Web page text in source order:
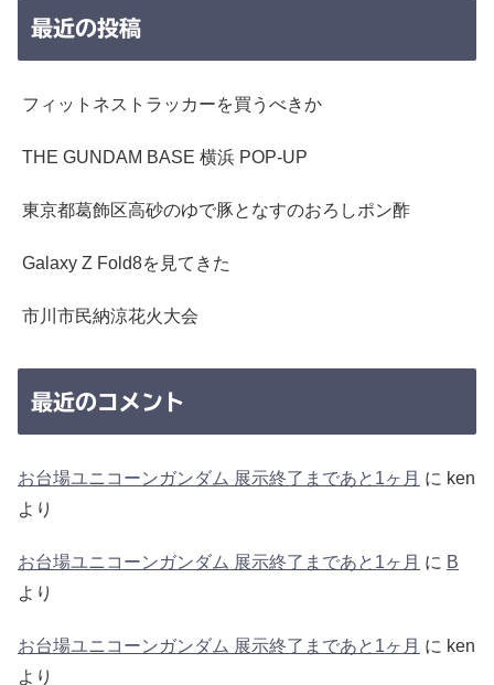
最近の投稿
フィットネストラッカーを買うべきか
THE GUNDAM BASE 横浜 POP-UP
東京都葛飾区高砂のゆで豚となすのおろしポン酢
Galaxy Z Fold8を見てきた
市川市民納涼花火大会
最近のコメント
お台場ユニコーンガンダム 展示終了まであと1ヶ月 に ken
より
お台場ユニコーンガンダム 展示終了まであと1ヶ月 に B
より
お台場ユニコーンガンダム 展示終了まであと1ヶ月 に ken
より